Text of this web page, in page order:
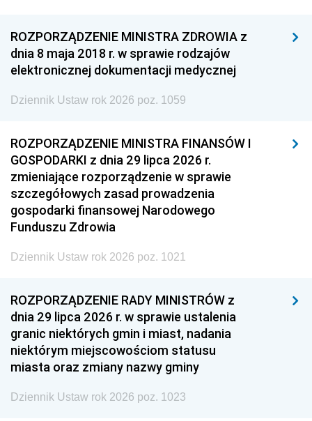
ROZPORZĄDZENIE MINISTRA ZDROWIA z
dnia 8 maja 2018 r. w sprawie rodzajów
elektronicznej dokumentacji medycznej
Dziennik Ustaw rok 2026 poz. 1059
ROZPORZĄDZENIE MINISTRA FINANSÓW I
GOSPODARKI z dnia 29 lipca 2026 r.
zmieniające rozporządzenie w sprawie
szczegółowych zasad prowadzenia
gospodarki finansowej Narodowego
Funduszu Zdrowia
Dziennik Ustaw rok 2026 poz. 1021
ROZPORZĄDZENIE RADY MINISTRÓW z
dnia 29 lipca 2026 r. w sprawie ustalenia
granic niektórych gmin i miast, nadania
niektórym miejscowościom statusu
miasta oraz zmiany nazwy gminy
Dziennik Ustaw rok 2026 poz. 1023